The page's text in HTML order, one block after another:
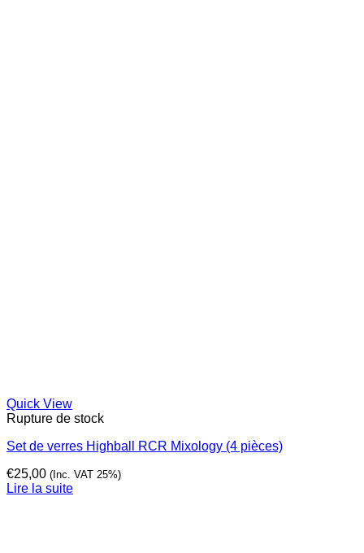
Quick View
Rupture de stock
Set de verres Highball RCR Mixology (4 pièces)
€25,00 (Inc. VAT 25%)
Lire la suite